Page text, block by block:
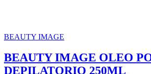
BEAUTY IMAGE
BEAUTY IMAGE OLEO
DEPILATORIO 250ML